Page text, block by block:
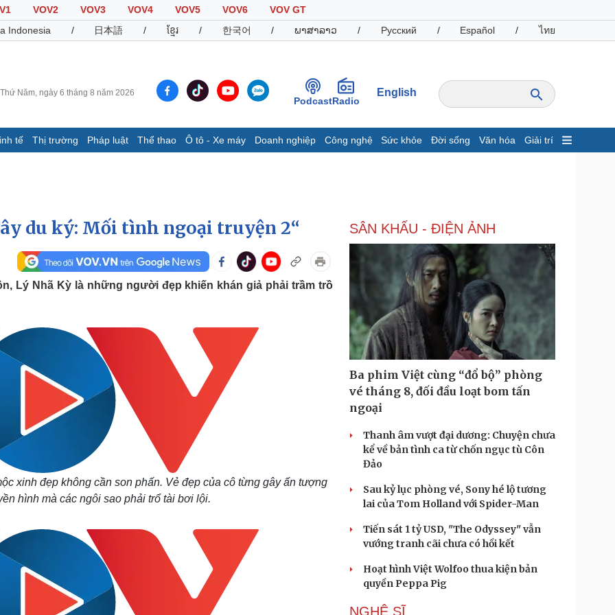
VOV2 VOV3 VOV4 VOV5 VOV6
VOV GT
Indonesia / 日本語 / ខ្មែរ / 한국어 / ພາສາລາວ / Русский / Español / ไทย
Thứ Năm, ngày 6 tháng 8 năm 2026
PodcastRadio
English
tế Thị trường Pháp luật Thể thao Ô tô - Xe máy Doanh nghiệp Công nghệ Sức khỏe Đời sống Văn hóa Giải trí
Infographic
Chứng khoán
Giá cà phê
Thể thao
Thế giới thể thao
Ô tô - Xe máy
Tư vấn
Doanh nghiệp
Thông tin doanh nghiệp
Doanh nghiệp 24h
Doanh nhân
Vì cộng đồng
Công nghệ
Sành điệu
Tin Công nghệ
Trải nghiệm
Chuyển đổi số
Văn hóa
Sân khấu - Điện ảnh
Văn học
Âm nhạc
Giải trí
Nghệ sĩ
Thời trang
Sao Việt
Podcast
Câu chuyện thời sự
Cửa sổ tình yêu
Kể chuyện cho bé
Hạt giống tâm hồn
du ký: Mối tình ngoại truyện 2“
Lý Nhã Kỳ là những người đẹp khiến khán giả phải trầm trồ
xinh đẹp không cần son phấn. Vẻ đẹp của cô từng gây ấn tượng
hình mà các ngôi sao phải trổ tài bơi lội.
SÂN KHẤU - ĐIỆN ẢNH
Ba phim Việt cùng “đổ bộ” phòng
vé tháng 8, đối đầu loạt bom tấn
ngoại
Thanh âm vượt đại dương: Chuyện chưa
kể về bản tình ca từ chốn ngục tù Côn
Đảo
Sau kỷ lục phòng vé, Sony hé lộ tương
lai của Tom Holland với Spider-Man
Tiến sát 1 tỷ USD, "The Odyssey" vẫn
vướng tranh cãi chưa có hồi kết
Hoạt hình Việt Wolfoo thua kiện bản
quyền Peppa Pig
NGHỆ SĨ